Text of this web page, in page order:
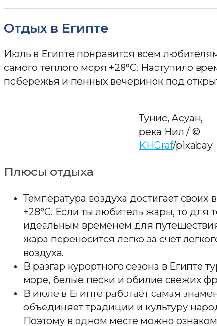
Отдых в Египте
Июль в Египте понравится всем
самого теплого моря +28°C. Наступило
побережья и пенных вечеринок под
Тунис, Асуан,
река Нил / ©
KHGraf/pixabay
Плюсы отдыха
Температура воздуха достигает своих
+28°C. Если ты любитель жары, то для
идеальным временем для
жара переносится легко за счет
воздуха.
В разгар курортного сезона в Египте
море, белые пески и обилие свежих
В июле в Египте работает самая
объединяет традиции и культуру
Поэтому в одном месте можно